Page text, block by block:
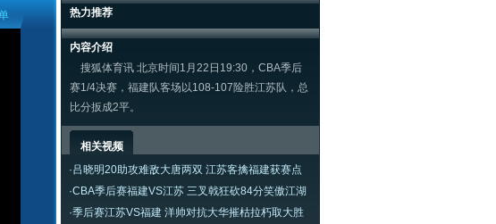
热力推荐
内容介绍
搜狐体育讯 北京时间1月22日19:30，CBA季后
赛1/4决赛，福建队客场以108-107险胜江苏队，总
比分扳成2平。
相关视频
·吕晓明20助攻难敌大唐两双 江苏客擒福建获赛点
·CBA季后赛福建VS江苏 三叉戟狂砍84分笑傲江湖
·季后赛江苏VS福建 洋帅对抗大华摧枯拉朽取大胜